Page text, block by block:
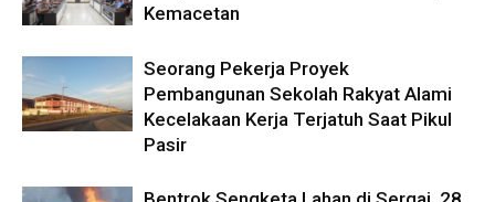
Kemacetan
Seorang Pekerja Proyek
Pembangunan Sekolah Rakyat Alami
Kecelakaan Kerja Terjatuh Saat Pikul
Pasir